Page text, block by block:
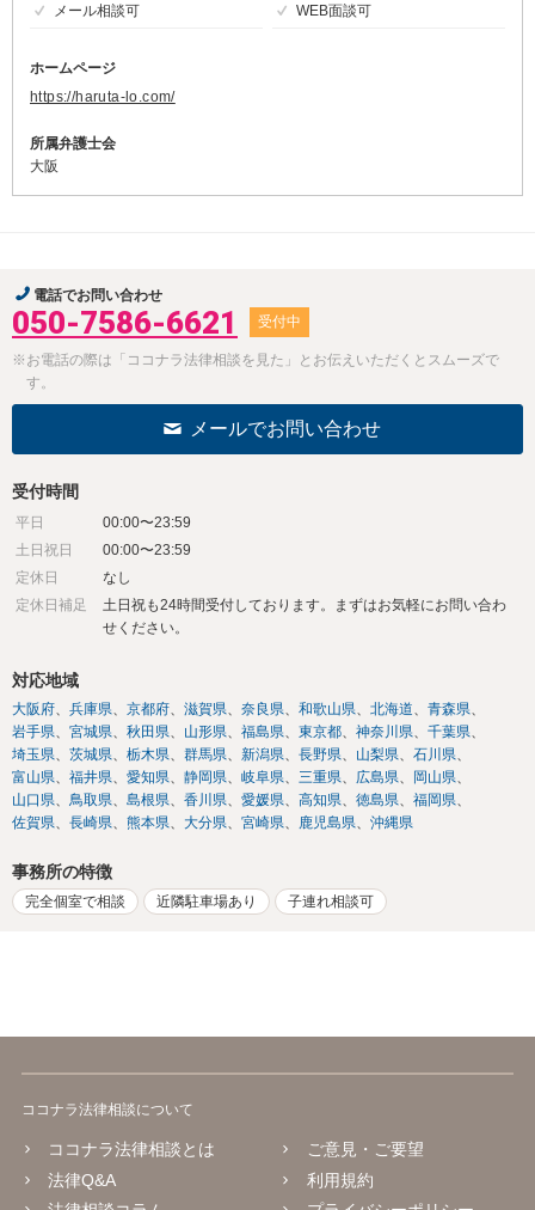
メール相談可
WEB面談可
ホームページ
https://haruta-lo.com/
所属弁護士会
大阪
電話でお問い合わせ
050-7586-6621 受付中
※お電話の際は「ココナラ法律相談を見た」とお伝えいただくとスムーズで
す。
メールでお問い合わせ
受付時間
平日
00:00〜23:59
土日祝日
00:00〜23:59
定休日
なし
定休日補足
土日祝も24時間受付しております。まずはお気軽にお問い合わ
せください。
対応地域
大阪府 兵庫県 京都府 滋賀県 奈良県 和歌山県 北海道
青森県
岩手県
宮城県 秋田県 山形県 福島県 東京都 神奈川県
千葉県
埼玉県
茨城県 栃木県 群馬県 新潟県 長野県 山梨県
石川県
富山県
福井県 愛知県 静岡県 岐阜県 三重県 広島県
岡山県
山口県
鳥取県 島根県 香川県 愛媛県 高知県 徳島県
福岡県
佐賀県
長崎県 熊本県 大分県 宮崎県 鹿児島県 沖縄県
事務所の特徴
完全個室で相談 近隣駐車場あり 子連れ相談可
ココナラ法律相談について
ココナラ法律相談とは
法律Q&A
ご意見・ご要望
利用規約